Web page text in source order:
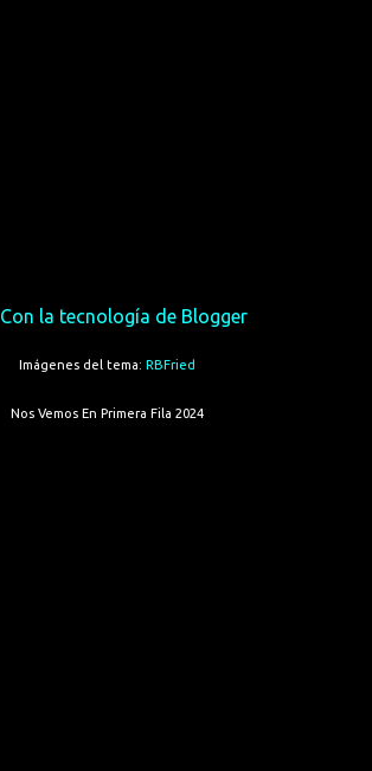
Con la tecnología de Blogger
Imágenes del tema: RBFried
Nos Vemos En Primera Fila 2024